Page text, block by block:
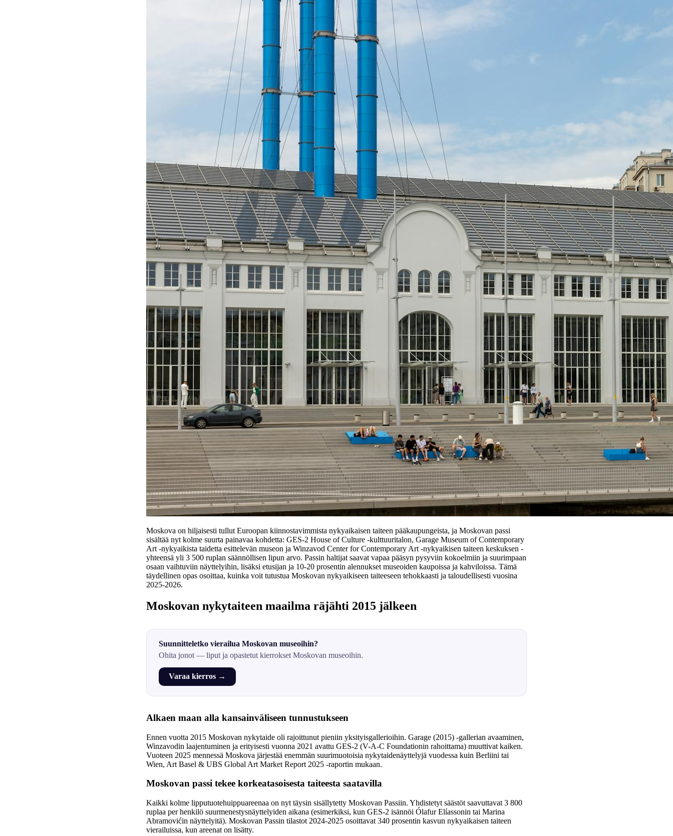
Moskova on hiljaisesti tullut Euroopan kiinnostavimmista nykyaikaisen taiteen pääkaupungeista, ja Moskovan passi
sisältää nyt kolme suurta painavaa kohdetta: GES-2 House of Culture -kulttuuritalon, Garage Museum of Contemporary
Art -nykyaikista taidetta esittelevän museon ja Winzavod Center for Contemporary Art -nykyaikisen taiteen keskuksen -
yhteensä yli 3 500 ruplan säännöllisen lipun arvo. Passin haltijat saavat vapaa pääsyn pysyviin kokoelmiin ja suurimpaan
osaan vaihtuviin näyttelyihin, lisäksi etusijan ja 10-20 prosentin alennukset museoiden kaupoissa ja kahviloissa. Tämä
täydellinen opas osoittaa, kuinka voit tutustua Moskovan nykyaikiseen taiteeseen tehokkaasti ja taloudellisesti vuosina
2025-2026.
Moskovan nykytaiteen maailma räjähti 2015 jälkeen
Suunnitteletko vierailua Moskovan museoihin?
Ohita jonot — liput ja opastetut kierrokset Moskovan museoihin.
Varaa kierros →
Alkaen maan alla kansainväliseen tunnustukseen
Ennen vuotta 2015 Moskovan nykytaide oli rajoittunut pieniin yksityisgallerioihin. Garage (2015) -gallerian avaaminen,
Winzavodin laajentuminen ja erityisesti vuonna 2021 avattu GES-2 (V-A-C Foundationin rahoittama) muuttivat kaiken.
Vuoteen 2025 mennessä Moskova järjestää enemmän suurimuotoisia nykytaidenäyttelyjä vuodessa kuin Berliini tai
Wien, Art Basel & UBS Global Art Market Report 2025 -raportin mukaan.
Moskovan passi tekee korkeatasoisesta taiteesta saatavilla
Kaikki kolme lipputuotehuippuareenaa on nyt täysin sisällytetty Moskovan Passiin. Yhdistetyt säästöt saavuttavat 3 800
ruplaa per henkilö suurmenestysnäyttelyiden aikana (esimerkiksi, kun GES-2 isännöi Ólafur Elíassonin tai Marina
Abramovićin näyttelyitä). Moskovan Passin tilastot 2024-2025 osoittavat 340 prosentin kasvun nykyaikaisen taiteen
vierailuissa, kun areenat on lisätty.